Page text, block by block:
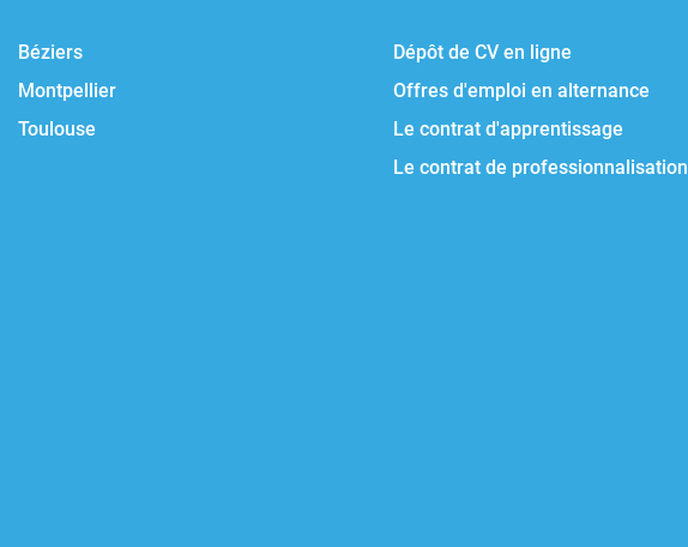
Béziers
Montpellier
Toulouse
Dépôt de CV en ligne
Offres d'emploi en alternance
Le contrat d'apprentissage
Le contrat de professionnalisation